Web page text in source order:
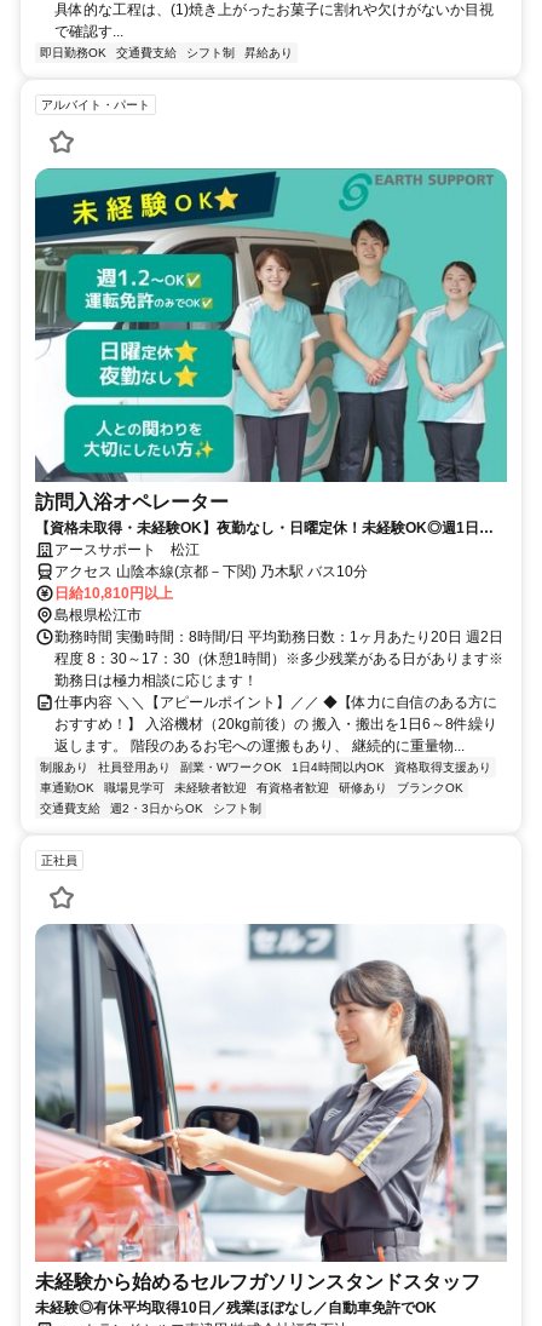
具体的な工程は、(1)焼き上がったお菓子に割れや欠けがないか目視
で確認す...
即日勤務OK 交通費支給 シフト制 昇給あり
アルバイト・パート
訪問入浴オペレーター
【資格未取得・未経験OK】夜勤なし・日曜定休！未経験OK◎週1日～
勤務OK☆
アースサポート 松江
アクセス 山陰本線(京都－下関) 乃木駅 バス10分
日給10,810円以上
島根県松江市
勤務時間 実働時間：8時間/日 平均勤務日数：1ヶ月あたり20日 週2日
程度 8：30～17：30（休憩1時間）※多少残業がある日があります※
勤務日は極力相談に応じます！
仕事内容 ＼＼【アピールポイント】／／ ◆【体力に自信のある方に
おすすめ！】 入浴機材（20kg前後）の 搬入・搬出を1日6～8件繰り
返します。 階段のあるお宅への運搬もあり、 継続的に重量物...
制服あり 社員登用あり 副業・WワークOK 1日4時間以内OK
資格取得支援あり
車通勤OK
職場見学可 未経験者歓迎 有資格者歓迎 研修あり
ブランクOK
交通費支給
週2・3日からOK シフト制
正社員
未経験から始めるセルフガソリンスタンドスタッフ
未経験◎有休平均取得10日／残業ほぼなし／自動車免許でOK